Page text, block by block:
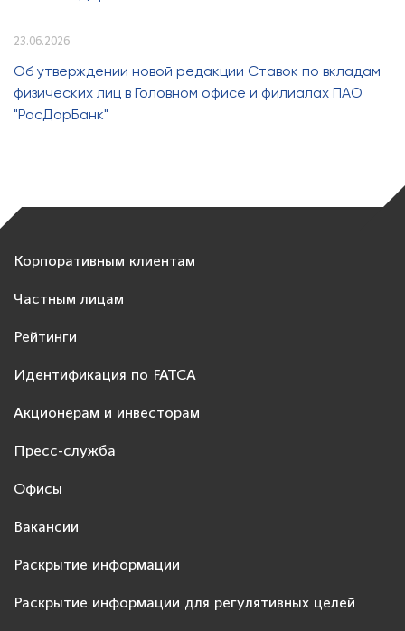
23.06.2026
Об утверждении новой редакции Ставок по вкладам
физических лиц в Головном офисе и филиалах ПАО
"РосДорБанк"
Корпоративным клиентам
Частным лицам
Рейтинги
Идентификация по FATCA
Акционерам и инвесторам
Пресс-служба
Офисы
Вакансии
Раскрытие информации
Раскрытие информации для регулятивных целей